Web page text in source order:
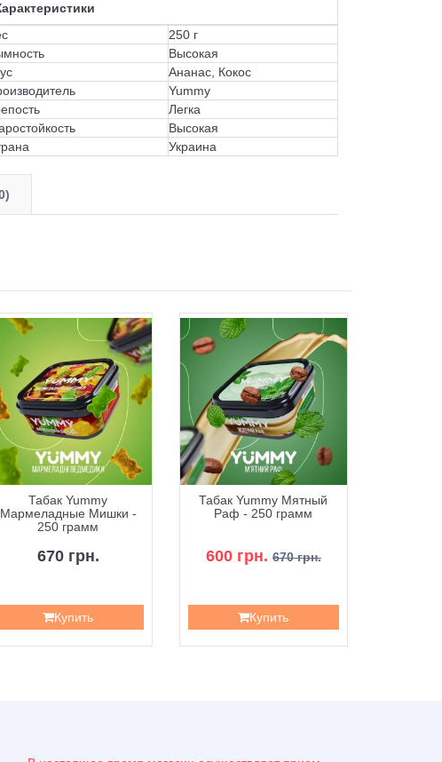
250 г
Высокая
Ананас, Кокос
Yummy
Легка
Высокая
Украина
Табак Yummy
Мармеладные Мишки -
250 грамм
670 грн.
Купить
Табак Yummy Мятный
Раф - 250 грамм
600 грн. 670 грн.
Купить